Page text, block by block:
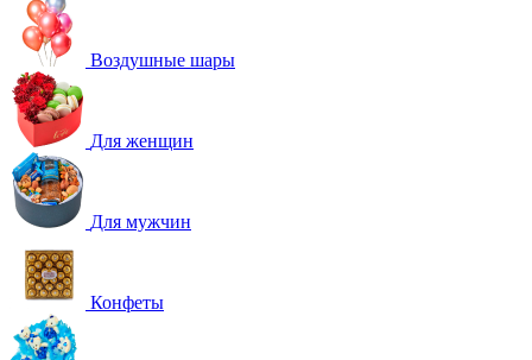
Воздушные шары
Для женщин
Для мужчин
Конфеты